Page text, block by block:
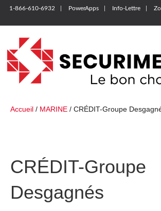
1-866-610-6932 PowerApps Info-Lettre
Accueil / MARINE / CRÉDIT-Groupe
CRÉDIT-Groupe
Desgagnés